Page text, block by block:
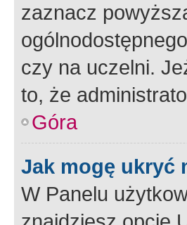
zaznacz
czy na uczelni.
to, że
Góra
Jak mogę ukryć
W Panelu